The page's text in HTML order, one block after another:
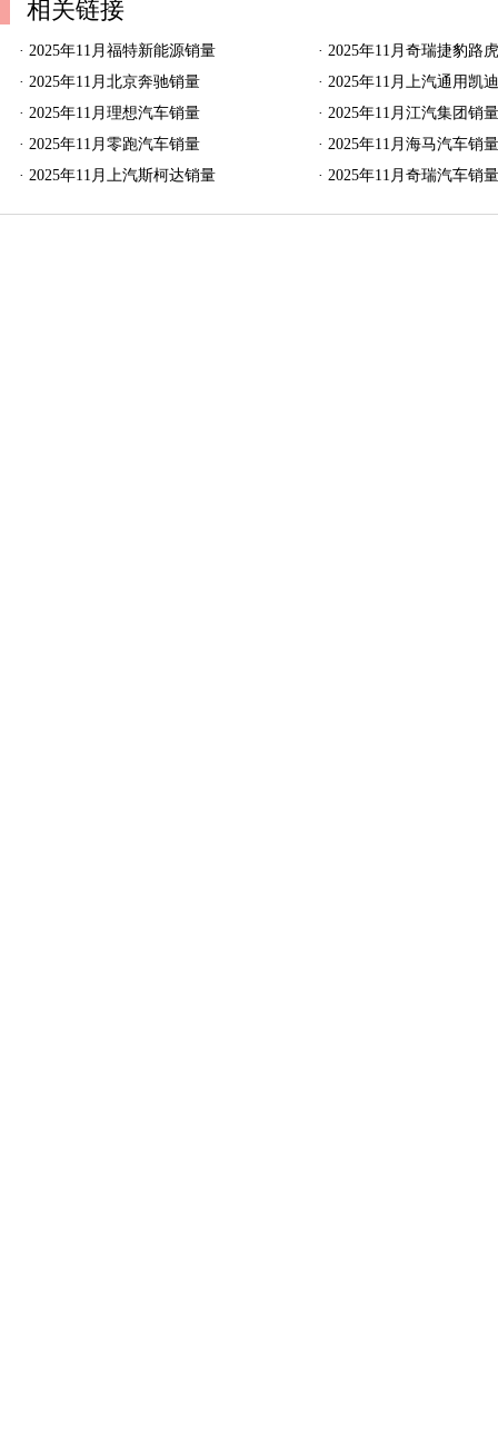
相关链接
· 2025年11月福特新能源销量 ·2025年11月奇瑞捷豹路
· 2025年11月北京奔驰销量 ·2025年11月上汽通用凯
· 2025年11月理想汽车销量 ·2025年11月江汽集团销
· 2025年11月零跑汽车销量 ·2025年11月海马汽车销
· 2025年11月上汽斯柯达销量 ·2025年11月奇瑞汽车销